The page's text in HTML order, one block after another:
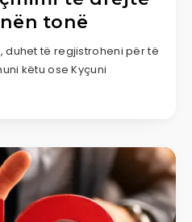
tonë
duhet të regjistroheni për të
këtu ose Kyçuni